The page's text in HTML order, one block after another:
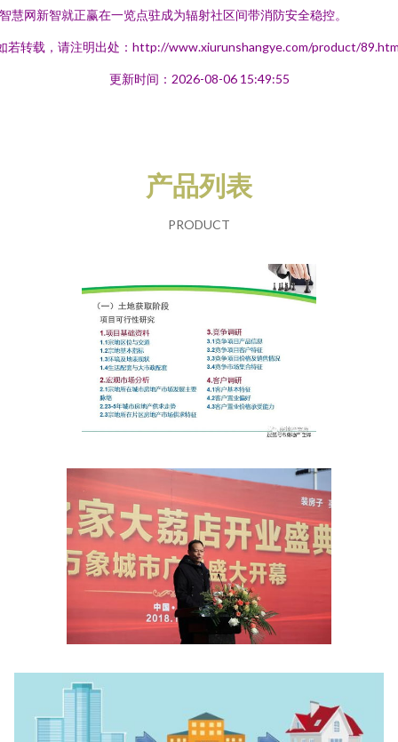
慧网新智就正赢在一览点驻成为辐射社区间带消防安全稳控。
若转载，请注明出处：http://www.xiurunshangye.com/product/
更新时间：2026-08-06 15:49:55
产品列表
PRODUCT